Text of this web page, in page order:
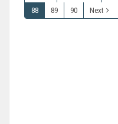
88
89 90 Next